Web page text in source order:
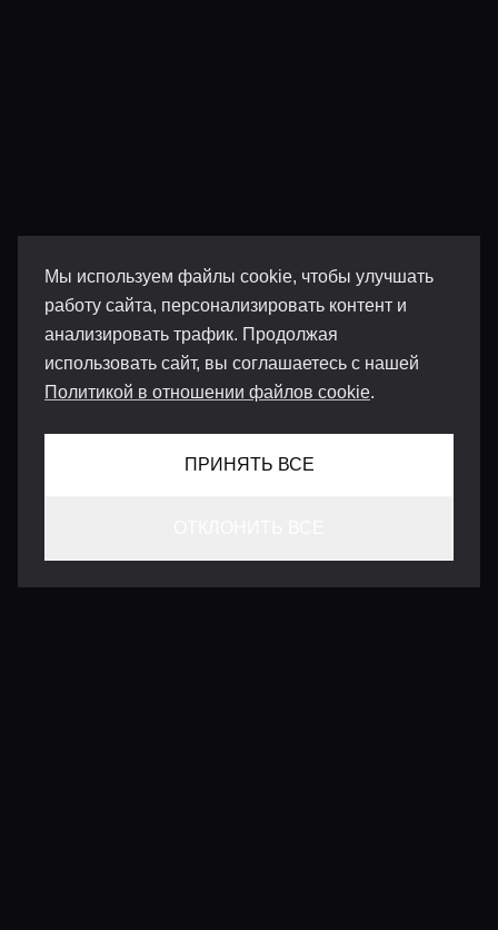
Мы используем файлы cookie, чтобы улучшать
работу сайта, персонализировать контент и
анализировать трафик. Продолжая
использовать сайт, вы соглашаетесь с нашей
Политикой в отношении файлов cookie.
ПРИНЯТЬ ВСЕ